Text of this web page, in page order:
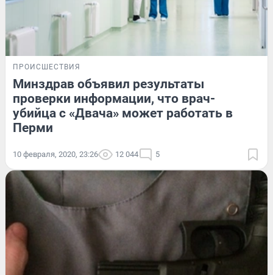
ПРОИСШЕСТВИЯ
Минздрав объявил результаты
проверки информации, что врач-
убийца с «Двача» может работать в
Перми
10 февраля, 2020, 23:26 12 044 5